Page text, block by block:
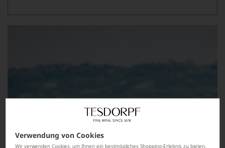
Verwendung von Cookies
Wir verwenden Cookies, um Ihnen ein bestmögliches Shopping-Erlebnis zu bieten.